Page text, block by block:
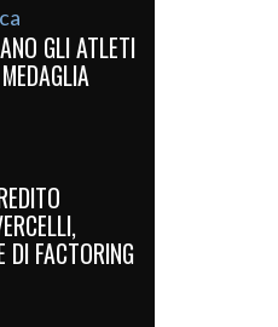
GLI ATLETI
DI FACTORING